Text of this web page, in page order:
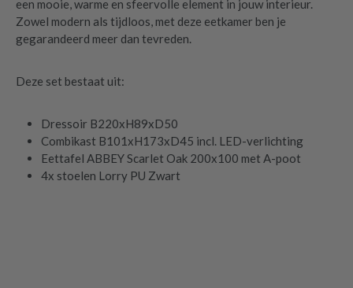
een mooie, warme en sfeervolle element in jouw interieur.
Zowel modern als tijdloos, met deze eetkamer ben je
gegarandeerd meer dan tevreden.
Deze set bestaat uit:
Dressoir B220xH89xD50
Combikast B101xH173xD45 incl. LED-verlichting
Eettafel ABBEY Scarlet Oak 200x100 met A-poot
4x stoelen Lorry PU Zwart